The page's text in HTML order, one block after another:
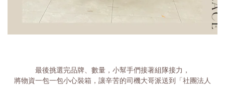
最後挑選完品牌、數量，小幫手們接著組隊接力，
將物資一包一包小心裝箱，讓辛苦的司機大哥派送到「社團法人